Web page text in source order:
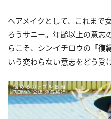
ヘアメイクとして、これまで
ろうサニー。年齢以上の意志
らこそ、シンイチロウの 「
いう変わらない意志をどう受